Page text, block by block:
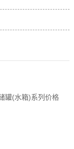
罐(水箱)系列价格